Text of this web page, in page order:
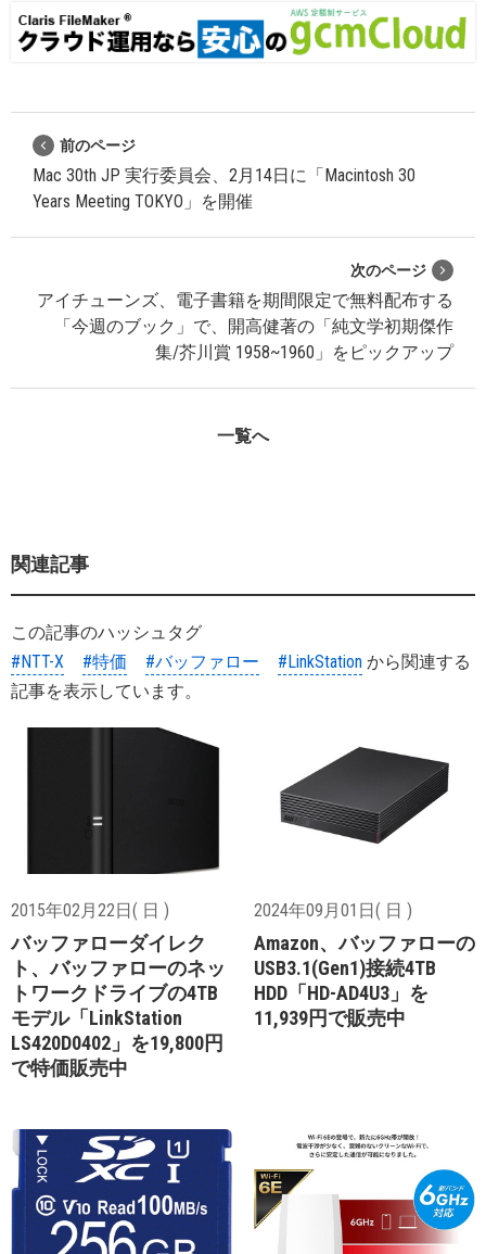
前のページ
Mac 30th JP 実行委員会、2月14日に「Macintosh 30
Years Meeting TOKYO」を開催
次のページ
アイチューンズ、電子書籍を期間限定で無料配布する
「今週のブック」で、開高健著の「純文学初期傑作
集/芥川賞 1958~1960」をピックアップ
一覧へ
関連記事
この記事のハッシュタグ
#NTT-X
#特価 #バッファロー #LinkStation から関連する
記事を表示しています。
2015年02月22日( 日 )
バッファローダイレク
ト、バッファローのネッ
トワークドライブの4TB
モデル「LinkStation
LS420D0402」を19,800円
で特価販売中
2024年09月01日( 日 )
Amazon、バッファローの
USB3.1(Gen1)接続4TB
HDD「HD-AD4U3」を
11,939円で販売中